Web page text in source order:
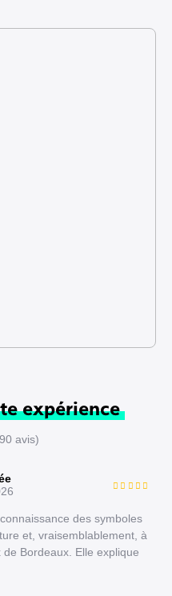
expérience
avis)
des symboles
et, vraisemblablement, à
Bordeaux. Elle explique